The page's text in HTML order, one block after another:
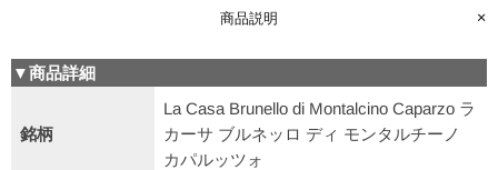
商品説明
▼商品詳細
銘柄
La Casa Brunello di Montalcino Caparzo ラ
カーサ ブルネッロ ディ モンタルチーノ
カパルッツォ